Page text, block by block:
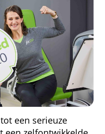
een serieuze